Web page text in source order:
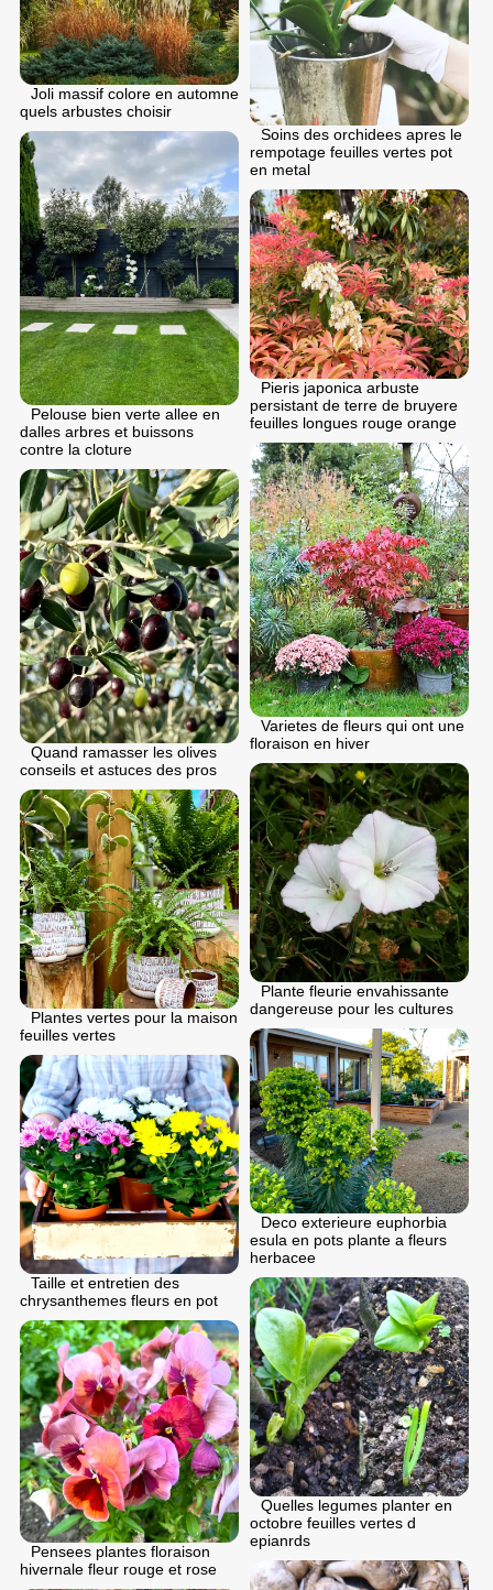
Joli massif colore en automne
quels arbustes choisir
Soins des orchidees apres le
rempotage feuilles vertes pot
en metal
Pelouse bien verte allee en
dalles arbres et buissons
contre la cloture
Pieris japonica arbuste
persistant de terre de bruyere
feuilles longues rouge orange
Varietes de fleurs qui ont une
floraison en hiver
Quand ramasser les olives
conseils et astuces des pros
Plante fleurie envahissante
dangereuse pour les cultures
Plantes vertes pour la maison
feuilles vertes
Deco exterieure euphorbia
esula en pots plante a fleurs
herbacee
Taille et entretien des
chrysanthemes fleurs en pot
Quelles legumes planter en
octobre feuilles vertes d
epianrds
Pensees plantes floraison
hivernale fleur rouge et rose